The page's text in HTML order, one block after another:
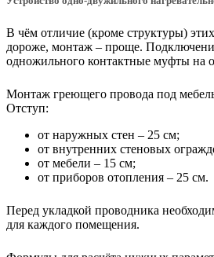
В чём отличие (кроме структуры)
дороже, монтаж – проще.
одножильного контактные муфты на
Монтаж греющего провода под
Отступ:
от наружных стен – 25 см;
от внутренних стеновых
от мебели – 15 см;
от приборов отопления – 25 см.
Перед укладкой проводника
для каждого помещения.